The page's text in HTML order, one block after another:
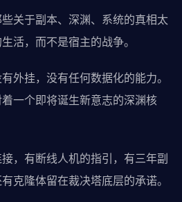
关于副本、深渊、系统的真相太
活，而不是宿主的战争。
外挂，没有任何数据化的能力。
一个即将诞生新意志的深渊核
，有断线人机的指引，有三年副
隆体留在裁决塔底层的承诺。